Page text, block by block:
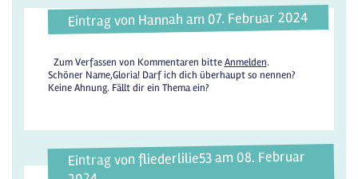
Eintrag von Hannah am 07. Februar 2024
Zum Verfassen von Kommentaren bitteAnmelden.
Schöner Name,Gloria! Darf ich dich überhaupt so nennen?
Keine Ahnung. Fällt dir ein Thema ein?
Eintrag von fliederlilie53 am 08. Februar